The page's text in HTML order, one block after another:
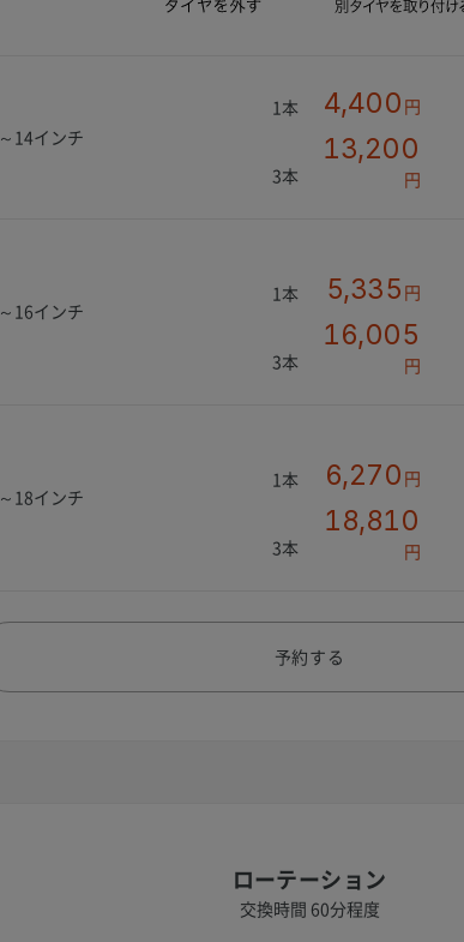
14インチ
1本 4,400 円
3本
13,200
円
16インチ
1本 5,335 円
3本
16,005
円
18インチ
1本 6,270 円
3本
18,810
円
予約する
ローテーション
交換時間 60分程度